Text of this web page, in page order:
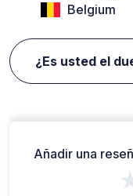
Belgium
¿Es usted el
Añadir una